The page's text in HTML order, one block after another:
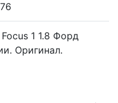
1 1.8 Форд
Оригинал.